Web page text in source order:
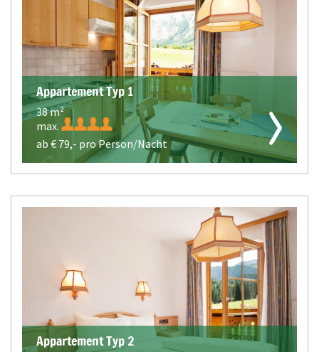
Appartement Typ 1
38 m²
max.
ab € 79,- pro Person/Nacht
Appartement Typ 2